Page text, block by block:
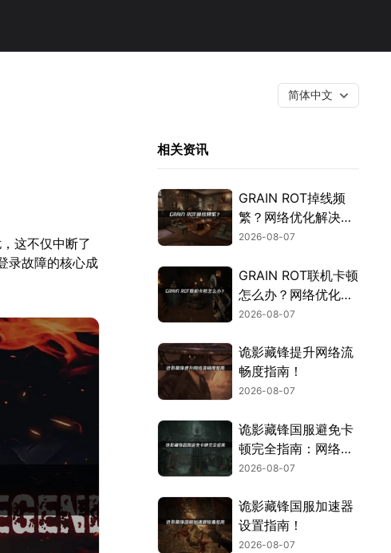
简体中文
这不仅中断了
录故障的核心成
相关资讯
GRAIN ROT掉线频
繁？网络优化解决指
南！
2026-08-07
GRAIN ROT联机卡顿
怎么办？网络优化解
决方案！
2026-08-07
诡影藏锋提升网络流
畅度指南！
2026-08-07
诡影藏锋国服避免卡
顿完全指南：网络优
化与解决技巧！
2026-08-07
诡影藏锋国服加速器
设置指南！
2026-08-07